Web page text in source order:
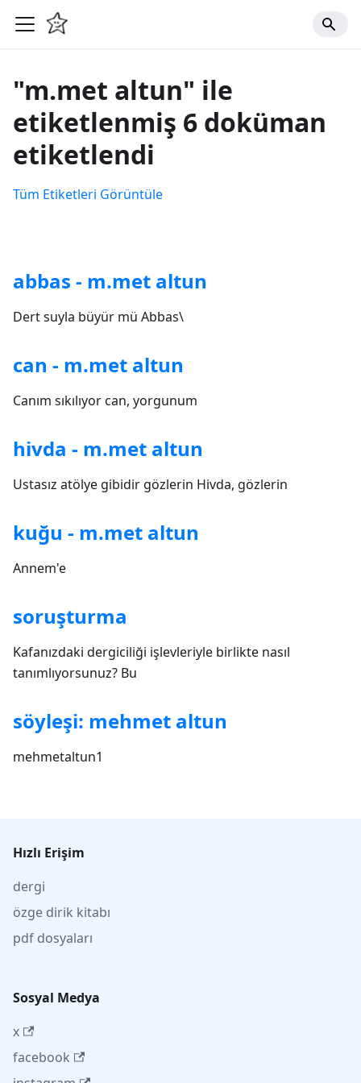
"m.met altun" ile
etiketlenmiş 6 doküman
etiketlendi
Tüm Etiketleri Görüntüle
abbas - m.met altun
Dert suyla büyür mü Abbas\
can - m.met altun
Canım sıkılıyor can, yorgunum
hivda - m.met altun
Ustasız atölye gibidir gözlerin Hivda, gözlerin
kuğu - m.met altun
Annem'e
soruşturma
Kafanızdaki dergiciliği işlevleriyle birlikte nasıl
tanımlıyorsunuz? Bu
söyleşi: mehmet altun
mehmetaltun1
Hızlı Erişim
dergi
özge dirik kitabı
pdf dosyaları
Sosyal Medya
x
facebook